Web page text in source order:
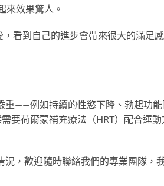
來效果驚人。
看到自己的進步會帶來很大的滿足感
重——例如持續的性慾下降、勃起功
要荷爾蒙補充療法（HRT）配合運動
，歡迎隨時聯絡我們的專業團隊，